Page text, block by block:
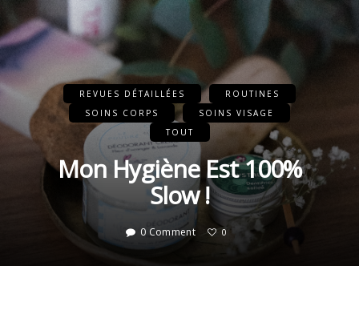
REVUES DÉTAILLÉES
ROUTINES
SOINS CORPS
SOINS VISAGE
TOUT
Mon Hygiène Est 100%
Slow !
0 Comment 0